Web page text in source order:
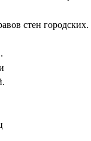
стен городских.